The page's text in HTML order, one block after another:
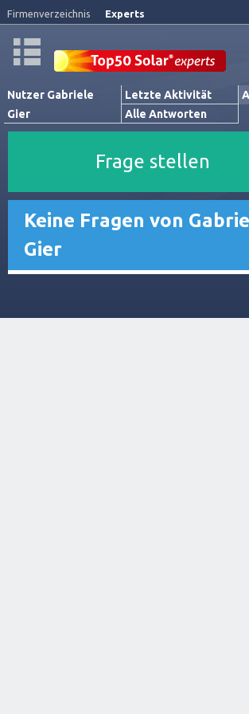
Firmenverzeichnis Experts
Nutzer Gabriele
Gier
Letzte Aktivität
Alle Antworten
Frage stellen
Keine Fragen von
Gier